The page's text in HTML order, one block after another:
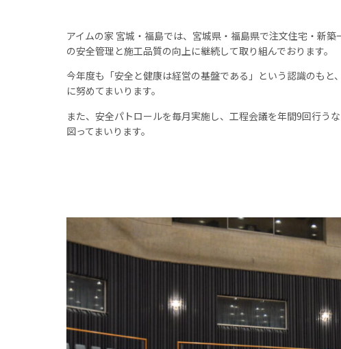
アイムの家 宮城・福島では、宮城県・福島県で注文住宅・新
の安全管理と施工品質の向上に継続して取り組んでおります。
今年度も「安全と健康は経営の基盤である」という認識のも
に努めてまいります。
また、安全パトロールを毎月実施し、工程会議を年間9回行う
図ってまいります。